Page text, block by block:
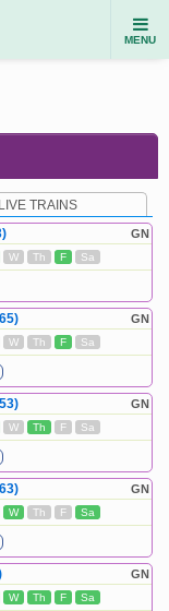
MENU
LIVE TRAINS
GN
W Th F Sa
GN
W Th F Sa
GN
W Th F Sa
GN
W Th F Sa
GN
W Th F Sa